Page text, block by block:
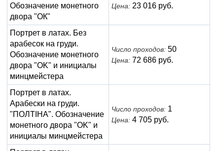
Обозначение монетного
двора "ОК"
Цена: 23 016 руб.
Портрет в латах. Без
арабесок на груди.
Обозначение монетного
двора "OK" и инициалы
минцмейстера
Число проходов: 50
Цена: 72 686 руб.
Портрет в латах.
Арабески на груди.
"ПОЛТIНА". Обозначение
монетного двора "OK" и
инициалы минцмейстера
Число проходов: 1
Цена: 4 705 руб.